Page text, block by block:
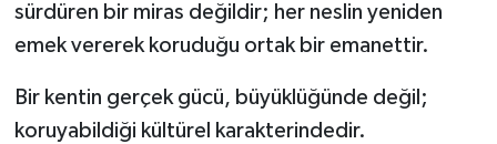
sürdüren bir miras değildir; her neslin yeniden
emek vererek koruduğu ortak bir emanettir.
Bir kentin gerçek gücü, büyüklüğünde değil;
koruyabildiği kültürel karakterindedir.